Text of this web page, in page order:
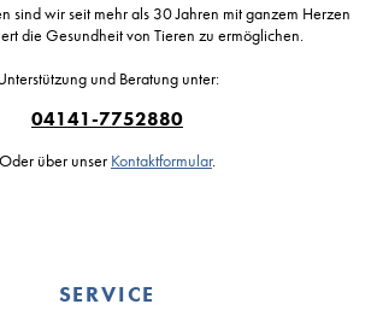
sind wir seit mehr als 30 Jahren mit ganzem Herzen
die Gesundheit von Tieren zu ermöglichen.
und Beratung unter:
04141-7752880
Oder über unser Kontaktformular.
SERVICE